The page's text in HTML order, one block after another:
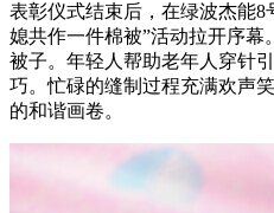
表彰仪式结束后，在绿波杰能
媳共作一件棉被”活动拉开序幕
被子。年轻人帮助老年人穿针
巧。忙碌的缝制过程充满欢声
的和谐画卷。